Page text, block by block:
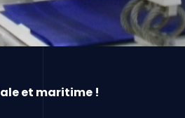
et maritime !